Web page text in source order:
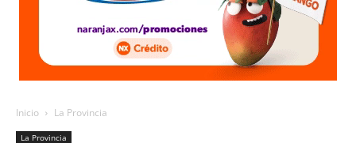
Inicio La Provincia
La Provincia